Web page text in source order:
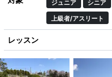
ジュニア シニア
上級者/アスリート
レッスン